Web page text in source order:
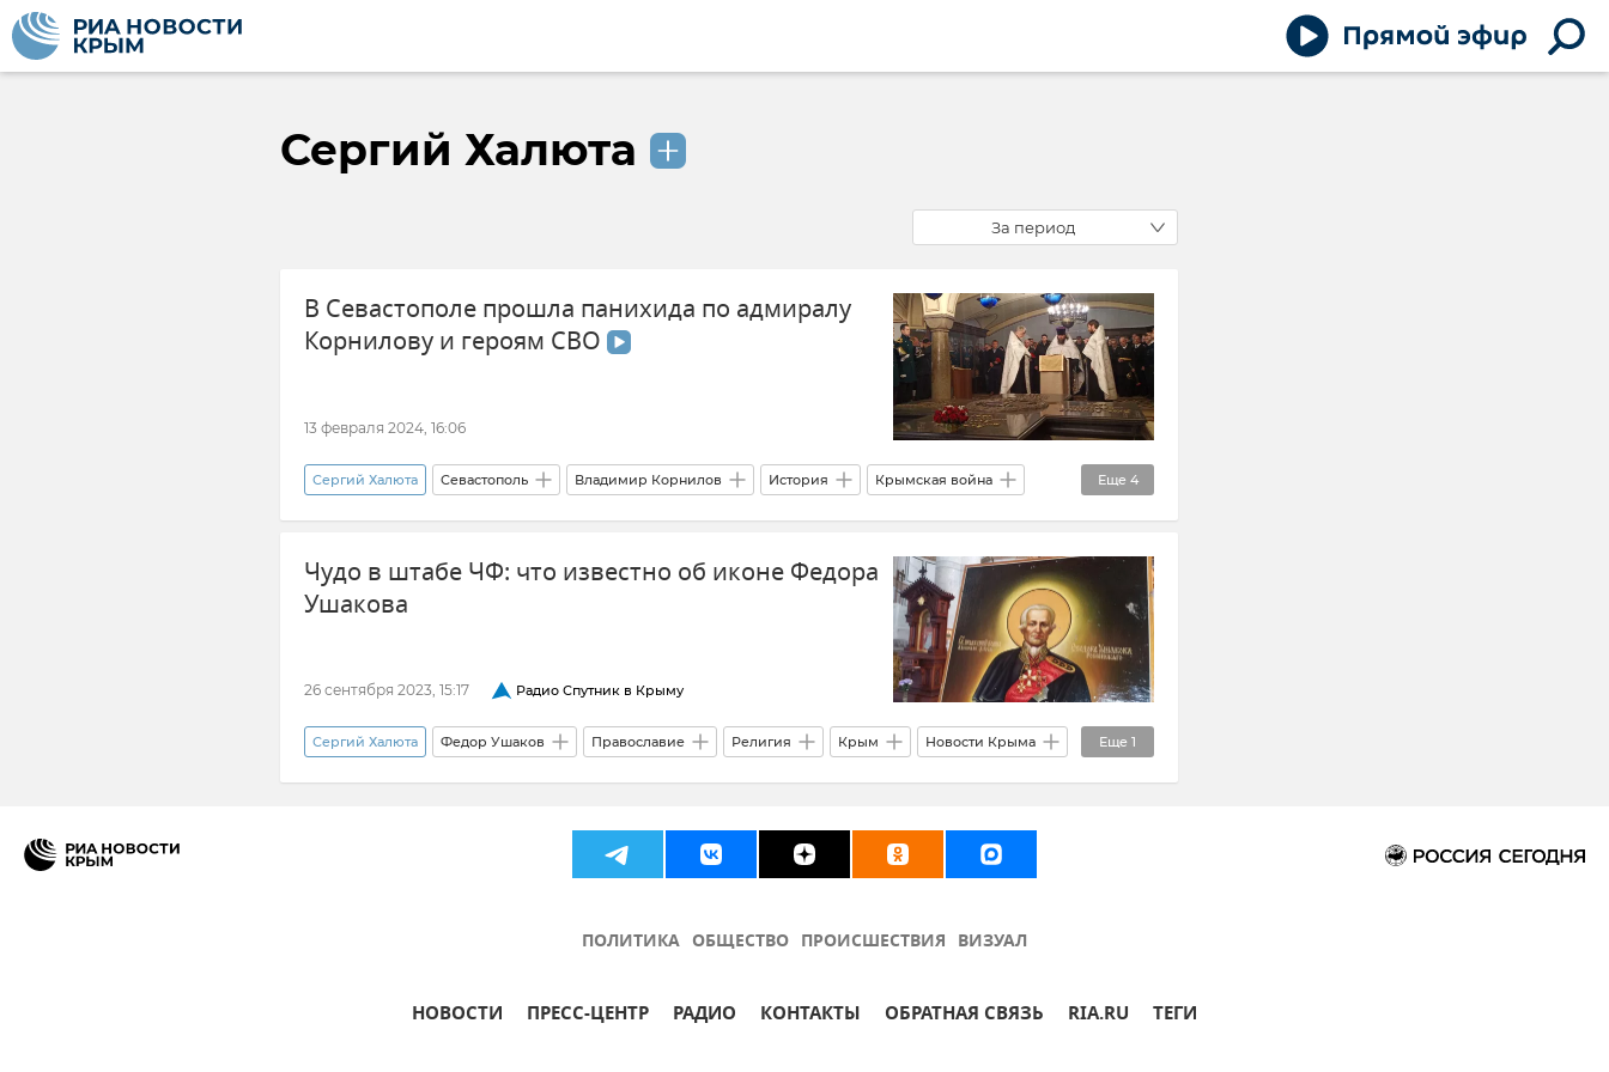
Сергий Халюта
За период
В Севастополе прошла панихида по адмиралу
Корнилову и героям СВО
13 февраля 2024, 16:06
Еще 4
Сергий Халюта Севастополь Владимир Корнилов История Крымская война
ЧФ РФ (Черноморский флот Российской Федерации) Общество Герои СВО
Новости Крыма
Чудо в штабе ЧФ: что известно об иконе Федора
Ушакова
26 сентября 2023, 15:17 Радио Спутник в Крыму
Еще 1
Сергий Халюта Федор Ушаков Православие Религия Крым Новости Крыма
Атаки ВСУ на Крым
ПОЛИТИКА ОБЩЕСТВО ПРОИСШЕСТВИЯ ВИЗУАЛ
НОВОСТИ ПРЕСС-ЦЕНТР РАДИО КОНТАКТЫ ОБРАТНАЯ СВЯЗЬ RIA.RU ТЕГИ